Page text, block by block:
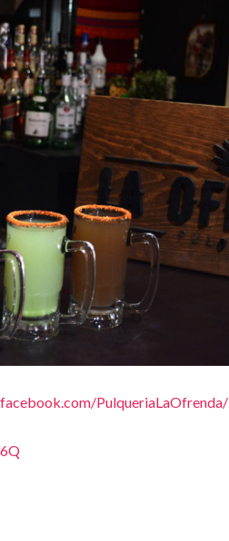
facebook.com/PulqueriaLaOfrenda/